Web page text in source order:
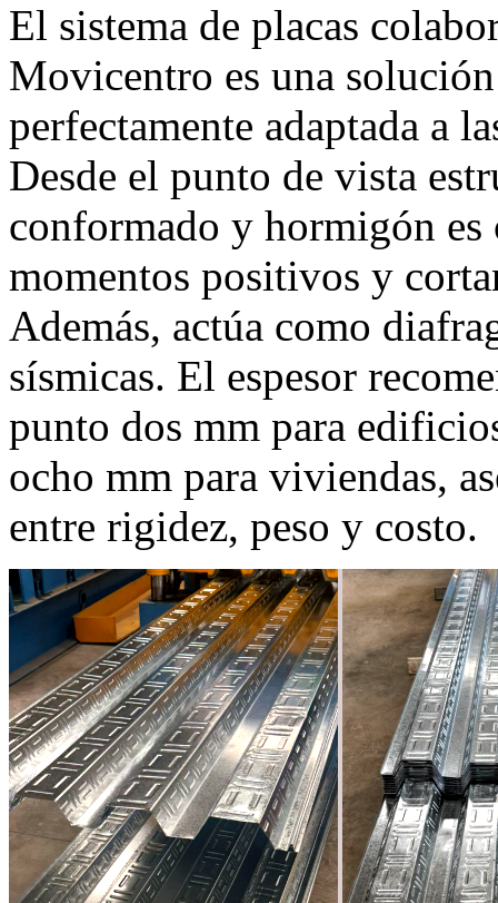
El sistema de placas
Movicentro es una
perfectamente adaptada a
Desde el punto de vista
conformado y hormigón es
momentos positivos y
Además, actúa como
sísmicas. El espesor
punto dos mm para
ocho mm para viviendas,
entre rigidez, peso y costo.